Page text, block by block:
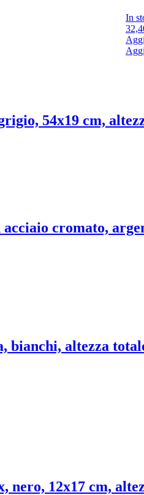
In
54x19 cm,
cromato,
bianchi, altezza
nero, 12x17 cm,